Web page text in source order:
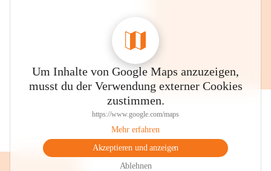
Um Inhalte von Google Maps anzuzeigen,
musst du der Verwendung externer Cookies
zustimmen.
https://www.google.com/maps
Mehr erfahren
Akzeptieren und anzeigen
Ablehnen